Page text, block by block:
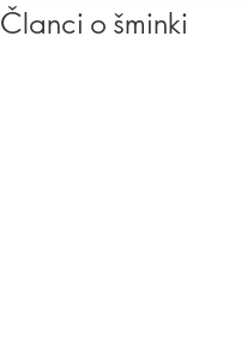
Članci o šminki